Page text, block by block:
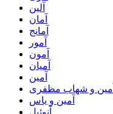
آلین
آمان
آمانج
آمور
آمون
آمیان
آمین
آمین و شهاب مظفری
آمین و یاس
آنوئیل